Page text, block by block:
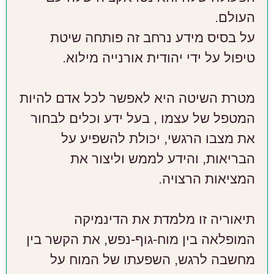
העולם.
על בסיס מידע נרחב זה פותחה שיטת
טיפול על ידי יהודית אורנייה מילוא.
מטרת השיטה היא לאפשר לכל אדם להיות
המטפל של עצמו , בעל ידע וכלים לבחור
את מצבו הרגשי, יכולת להשפיע על
הבריאות, והידע לממש וליצור את
המציאות הרצויה.
תיאוריה זו מלמדת את הדינמיקה
המופלאה בין מוח-גוף-נפש, את הקשר בין
מחשבה לרגש, השפעתו של המוח על